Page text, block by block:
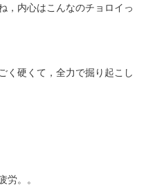
，内心はこんなのチョロイっ
く硬くて，全力で掘り起こし
労。。